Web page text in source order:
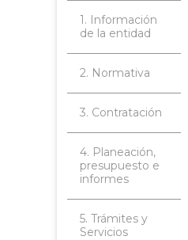
1. Información
de la entidad
2. Normativa
3. Contratación
4. Planeación,
presupuesto e
informes
5. Trámites y
Servicios